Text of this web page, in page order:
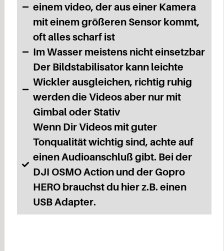
einem video, der aus einer Kamera
mit einem größeren Sensor kommt,
oft alles scharf ist
Im Wasser meistens nicht einsetzbar
Der Bildstabilisator kann leichte
Wickler ausgleichen, richtig ruhig
werden die Videos aber nur mit
Gimbal oder Stativ
Wenn Dir Videos mit guter
Tonqualität wichtig sind, achte auf
einen Audioanschluß gibt. Bei der
DJI OSMO Action und der Gopro
HERO brauchst du hier z.B. einen
USB Adapter.